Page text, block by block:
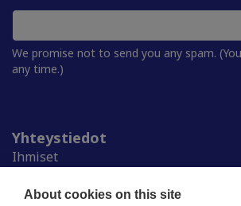
About cookies on this site
We promise not to send you any spam.
any time.)
Yhteystiedot
Ihmiset
Ylioppilaskunnat